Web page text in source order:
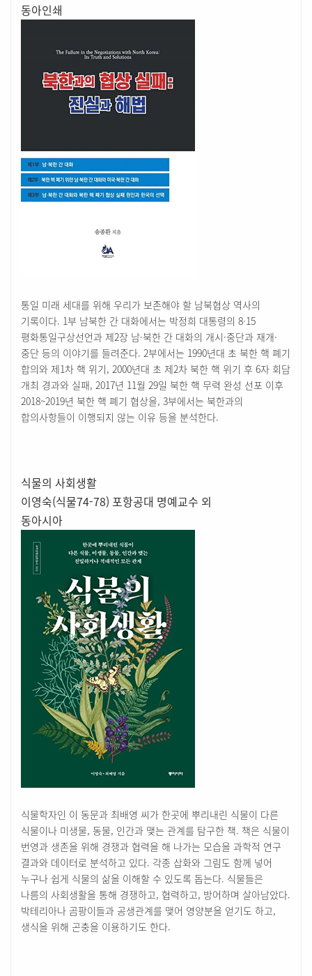
동아인쇄
통일 미래 세대를 위해 우리가 보존해야 할 남북협상 역사의
기록이다. 1부 남북한 간 대화에서는 박정희 대통령의 8·15
평화통일구상선언과 제2장 남·북한 간 대화의 개시·중단과 재개·
중단 등의 이야기를 들려준다. 2부에서는 1990년대 초 북한 핵 폐기
합의와 제1차 핵 위기, 2000년대 초 제2차 북한 핵 위기 후 6자 회담
개최 경과와 실패, 2017년 11월 29일 북한 핵 무력 완성 선포 이후
2018~2019년 북한 핵 폐기 협상을, 3부에서는 북한과의
합의사항들이 이행되지 않는 이유 등을 분석한다.
식물의 사회생활
이영숙(식물74-78) 포항공대 명예교수 외
동아시아
식물학자인 이 동문과 최배영 씨가 한곳에 뿌리내린 식물이 다른
식물이나 미생물, 동물, 인간과 맺는 관계를 탐구한 책. 책은 식물이
번영과 생존을 위해 경쟁과 협력을 해 나가는 모습을 과학적 연구
결과와 데이터로 분석하고 있다. 각종 삽화와 그림도 함께 넣어
누구나 쉽게 식물의 삶을 이해할 수 있도록 돕는다. 식물들은
나름의 사회생활을 통해 경쟁하고, 협력하고, 방어하며 살아남았다.
박테리아나 곰팡이들과 공생관계를 맺어 영양분을 얻기도 하고,
생식을 위해 곤충을 이용하기도 한다.